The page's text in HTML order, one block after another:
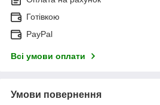
Готівкою
PayPal
Всі умови оплати
Умови повернення